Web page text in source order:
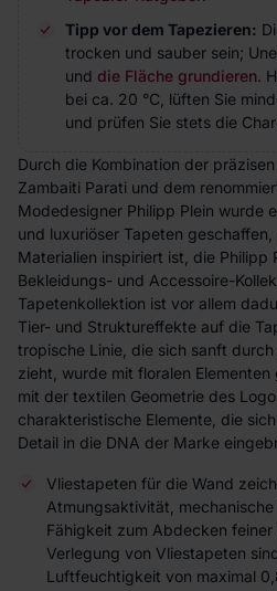
Tipp vor dem Tapezieren:
trocken und sauber sein;
und die Fläche grundieren.
bei ca. 20 °C, lüften Sie
und prüfen Sie stets die
Durch die Kombination der
Zambaiti Parati und dem
Modedesigner Philipp Plein wurde
und luxuriöser Tapeten
Materialien inspiriert ist, die Philipp
Bekleidungs- und Accessoire-
Tapetenkollektion ist vor allem
Tier- und Struktureffekte auf die
tropische Linie, die sich sanft
zieht, wurde mit floralen
mit der textilen Geometrie des
charakteristische Elemente, die
Detail in die DNA der Marke
Vliestapeten für die Wand
Atmungsaktivität,
Fähigkeit zum Abdecken feiner
Verlegung von Vliestapeten
Luftfeuchtigkeit von maximal